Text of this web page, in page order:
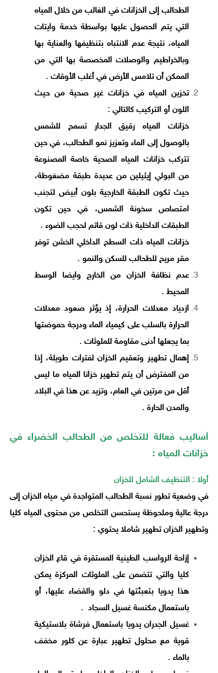
الطحالب إلى الخزانات في الغالب من خلال المياه
التي يتم الحصول عليها بواسطة خدمة وايتات
المياه، نتيجة عدم الانتباه بتنظيفها والعناية بها
وبالخراطيم والوصلات المخصصة بها التي من
الممكن أن تلامس الأرض في أغلب الأوقات .
تخزين المياه في خزانات غير صحية من حيث
اللون أو التركيب كالتالي :
خزانات المياه رقيق الجدار تسمح للشمس
بالوصول إلى الماء وتعزيز نمو الطحالب، في حين
تتركب خزانات المياه الصحية خاصة المصنوعة
من البولي إيثيلين من عديدة طبقة مضغوطة،
حيث تكون الطبقة الخارجية بلون أبيض لتجنب
امتصاص سخونة الشمس، في حين تكون
الطبقات الداخلية ذات لون قاتم لحجب الضوء .
خزانات المياه ذات السطح الداخلي الخشن توفر
مقر مريح للطحالب للسكن والنمو .
عدم نظافة الخزان من الخارج وايضا الوسط
المحيط .
ازدياد معدلات الحرارة، إذ يؤثر صعود معدلات
الحرارة بالسلب على كيمياء الماء ودرجة حموضتها
بما يجعلها أدنى مقاومة للملوثات .
إهمال تطهير وتعقيم الخزان لفترات طويلة، إذا
من المفترض أن يتم تطهير خزانا المياه ما ليس
أقل من مرتين في العام، وتزيد عن هذا في البلاد
والمدن الحارة .
أساليب فعالة للتخلص من الطحالب الخضراء في
خزانات المياه :
أولا : التنظيف الشامل للخزان
في وضعية تطور نسبة الطحالب المتواجدة في مياه الخزان إلى
درجة عالية وملحوظة يستحسن التخلص من محتوى المياه كليا
وتطهير الخزان تطهير شاملا يحتوي :
إزاحة الرواسب الطينية المستقرة في قاع الخزان
كليا والتي تتضمن على الملوثات المركزة يمكن
هذا يدويا بتعبئتها في دلو والقضاء عليها، أو
باستعمال مكنسة غسيل السجاد .
غسيل الجدران يدويا باستعمال فرشاة بلاستيكية
قوية مع محلول تطهير عبارة عن كلور مخفف
بالماء .